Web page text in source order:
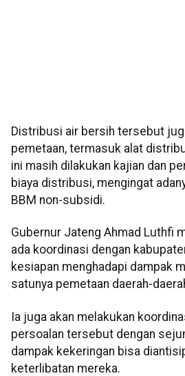
Distribusi air bersih tersebut
pemetaan, termasuk alat
ini masih dilakukan kajian dan
biaya distribusi, mengingat
BBM non-subsidi.
Gubernur Jateng Ahmad Luthfi
ada koordinasi dengan
kesiapan menghadapi dampak
satunya pemetaan daerah-
Ia juga akan melakukan
persoalan tersebut dengan
dampak kekeringan bisa
keterlibatan mereka.